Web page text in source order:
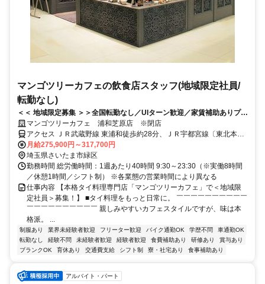
マンゴツリーカフェの飲食店スタッフ(地域限定社員/
転勤なし)
＜＜ 地域限定募集 ＞＞全国転勤なし／UIターン歓迎／家賃補助ありプラ
イム上場の安定経営で、地元で長く働きたいあなたに！
マンゴツリーカフェ 浦和芝原店 ※閉店
アクセス ＪＲ武蔵野線 東浦和徒歩約28分、ＪＲ宇都宮線〔東北本
線〕・ＪＲ上野東京ライン/ＪＲ湘南新宿ライン 浦和アトレ北口徒歩
約53分、ＪＲ京浜東北線 浦和アトレ北口徒歩約53分
月給275,900円～317,700円
埼玉県さいたま市緑区
勤務時間 総労働時間：1週あたり40時間 9:30～23:30（※実働8時間
／休憩1時間／シフト制） ※各業態の営業時間により異なる
仕事内容 【本格タイ料理専門店「マンゴツリーカフェ」で＜地域限
定社員＞募集！】 ■タイ料理をもっと日常に。 ￣￣￣￣￣￣￣￣￣￣
￣￣￣￣￣￣￣￣￣￣ 親しみやすいカフェスタイルですが、味は本
格派。 ...
制服あり 業界未経験者歓迎 フリーター歓迎 バイク通勤OK 学歴不問
車通勤OK
転勤なし
経験不問 未経験者歓迎 経験者歓迎 食費補助あり 研修あり
賞与あり
ブランクOK
育休あり 交通費支給 シフト制 寮・社宅あり 食事補助あり
アルバイト・パート